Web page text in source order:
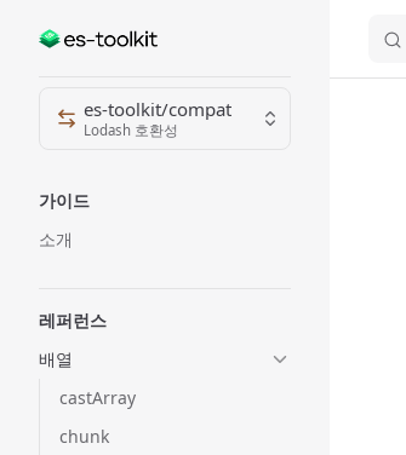
Skip to content
Sidebar Navigation
es-toolkit/compat
Lodash 호환성
가이드
소개
레퍼런스
배열
castArray
chunk